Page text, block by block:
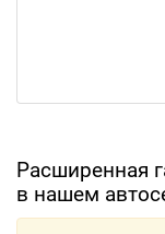
Расширенная
в нашем